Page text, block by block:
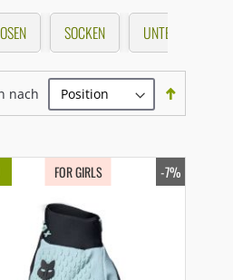
SOCKEN UNTERHEMDEN
nach
-7%
FOR GIRLS